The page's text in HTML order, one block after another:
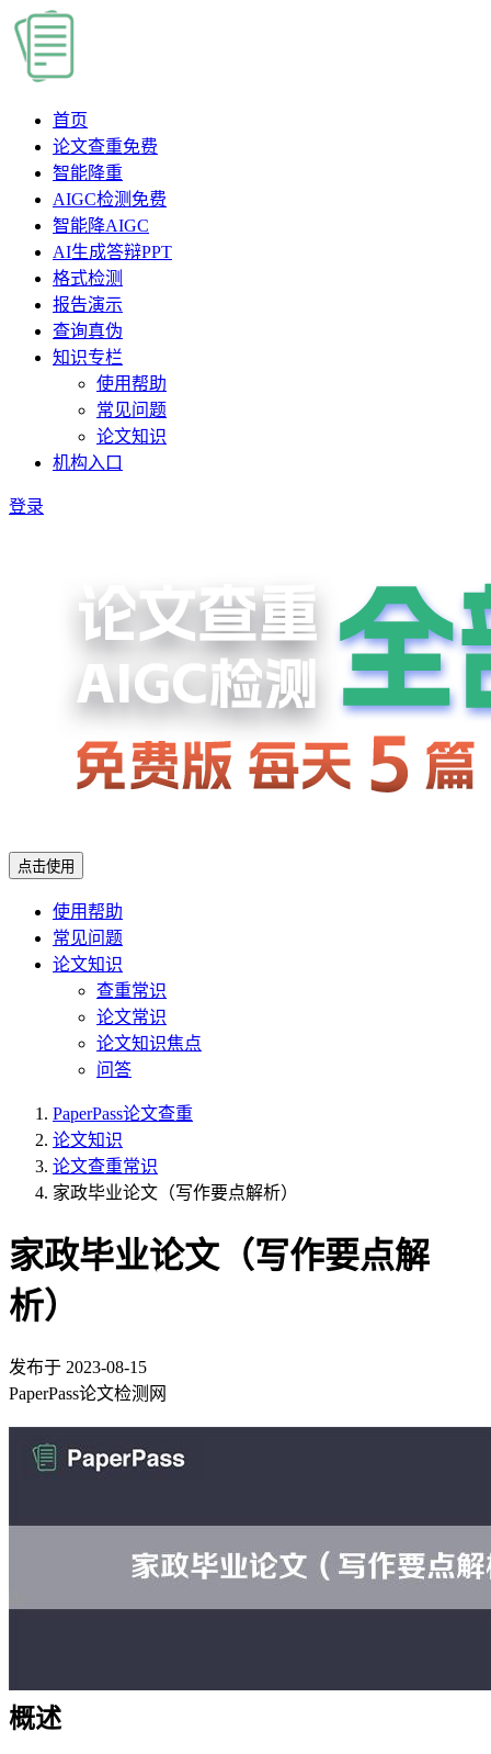
首页
论文查重免费
智能降重
AIGC检测 免费
智能降AIGC
AI生成答辩PPT
格式检测
报告演示
查询真伪
知识专栏
使用帮助
常见问题
论文知识
机构入口
登录
点击使用
使用帮助
常见问题
论文知识
查重常识
论文常识
论文知识焦点
问答
PaperPass论文查重
论文知识
论文查重常识
家政毕业论文（写作要点解析）
家政毕业论文（写作要点解
析）
发布于 2023-08-15
PaperPass论文检测网
概述